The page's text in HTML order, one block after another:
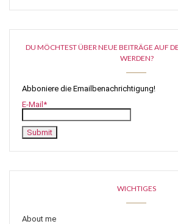
DU MÖCHTEST ÜBER NEUE BEITRÄGE AUF
WERDEN?
Abboniere die Emailbenachrichtigung!
E-Mail*
WICHTIGES
About me